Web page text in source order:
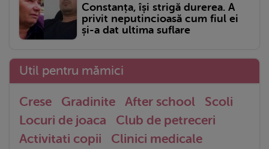
Constanța, își strigă durerea. A
privit neputincioasă cum fiul ei
și-a dat ultima suflare
Util pentru mămici
Crese Gradinite After school
Scoli
Locuri de joaca
Club de petreceri
Activitati copii
Clinici medicale